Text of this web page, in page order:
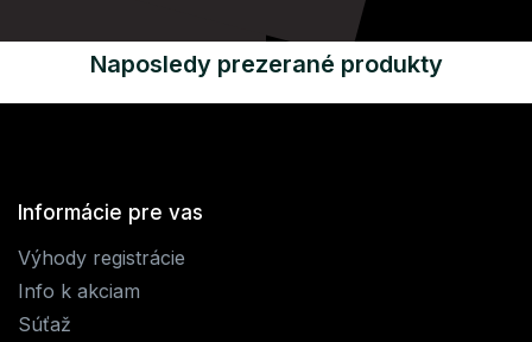
Naposledy prezerané produkty
Informácie pre vas
Výhody registrácie
Info k akciam
Súťaž